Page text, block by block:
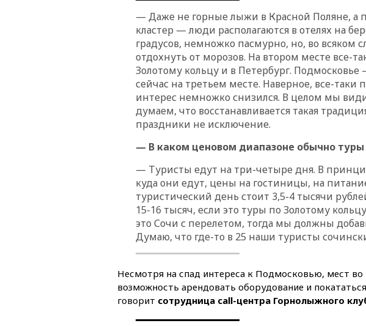
— Даже не горные лыжи в Красной Поляне, а
кластер — люди располагаются в отелях на
градусов, немножко пасмурно, но, во всяком
отдохнуть от морозов. На втором месте все-
Золотому кольцу и в Петербург.
сейчас на третьем месте. Наверное, все-таки
интерес немножко снизился. В целом мы
думаем, что восстанавливается такая
праздники не исключение.
— В каком ценовом диапазоне обычно туры
— Туристы едут на три-четыре дня. В
куда они едут, цены на гостиницы, на
туристический день стоит 3,5-4 тысячи
15-16 тысяч, если это туры по Золотому
это Сочи с перелетом, тогда мы должны
Думаю, что где-то в 25 наши туристы
Несмотря на спад интереса к Подмосковью, мест во
возможность арендовать оборудование и
говорит сотрудница call-центра Горнолыжного